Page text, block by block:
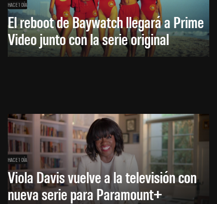
HACE 1 DÍA
El reboot de Baywatch llegará a Prime
Video junto con la serie original
HACE 1 DÍA
Viola Davis vuelve a la televisión con
nueva serie para Paramount+